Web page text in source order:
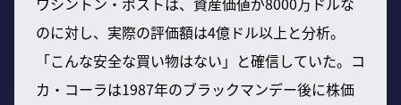
のに対し、実際の評価額は4億ドル以上と分析。
「こんな安全な買い物はない」と確信していた。コ
カ・コーラは1987年のブラックマンデー後に株価